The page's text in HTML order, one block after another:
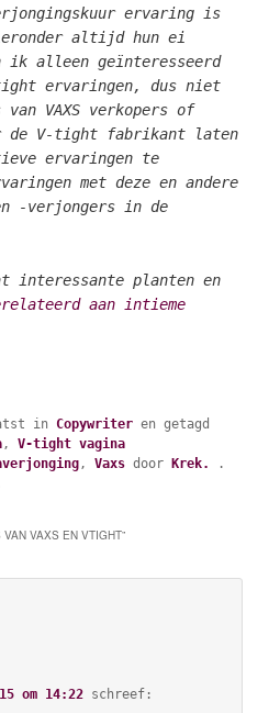
ervaring is
altijd hun ei
ik alleen geïnteresseerd
ervaringen, dus niet
VAXS verkopers of
de V-tight fabrikant laten
ervaringen te
met deze en andere
-verjongers in de
interessante planten en
aan intieme
inCopywriter en getagd
,V-tight vagina
,Vaxs door Krek.
.
VAN VAXS EN VTIGHT”
om 14:22 schreef: